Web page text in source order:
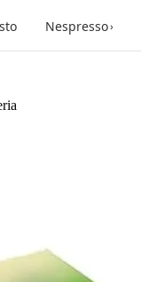
Nespresso›